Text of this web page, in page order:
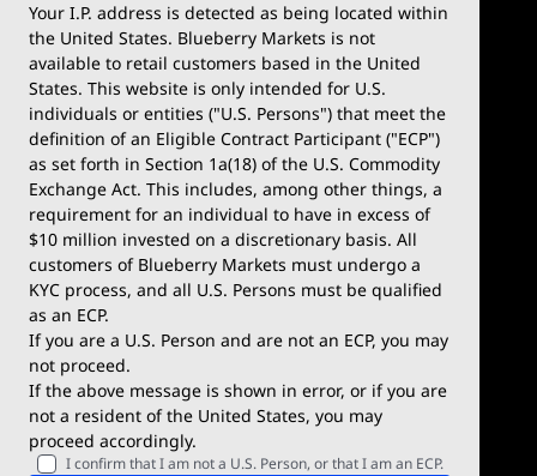
Your I.P. address is detected as being located within
the United States. Blueberry Markets is not
available to retail customers based in the United
States. This website is only intended for U.S.
individuals or entities ("U.S. Persons") that meet the
definition of an Eligible Contract Participant ("ECP")
as set forth in Section 1a(18) of the U.S. Commodity
Exchange Act. This includes, among other things, a
requirement for an individual to have in excess of
$10 million invested on a discretionary basis. All
customers of Blueberry Markets must undergo a
KYC process, and all U.S. Persons must be qualified
as an ECP.
If you are a U.S. Person and are not an ECP, you may
not proceed.
If the above message is shown in error, or if you are
not a resident of the United States, you may
proceed accordingly.
I confirm that I am not a U.S. Person, or that I am an ECP.
Trading
Tipos de cuenta
Cuenta Demo
Depósitos y retiros
Condiciones de comercio
Premium de Blueberry
Plataformas
MetaTrader 4
MetaTrader 5
TradingView
Blueberry X
WebTrader
Blueberry Social
cTrader